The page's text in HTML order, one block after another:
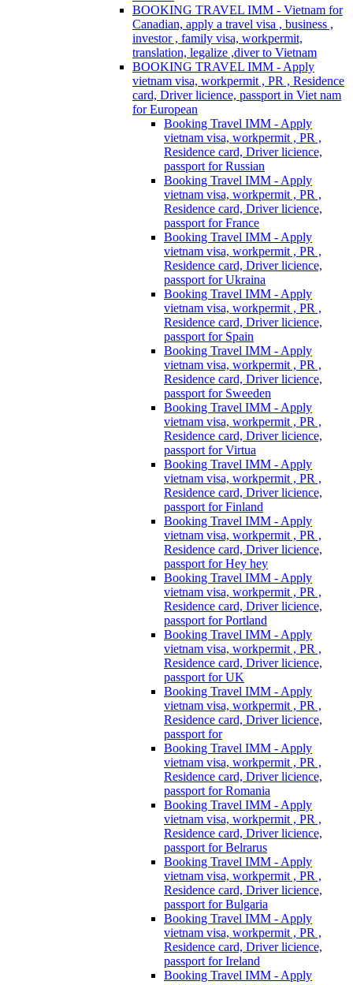
BOOKING TRAVEL IMM - Vietnam for
Canadian, apply a travel visa , business ,
investor , family visa, workpermit,
translation, legalize ,diver to Vietnam
BOOKING TRAVEL IMM - Apply
vietnam visa, workpermit , PR , Residence
card, Driver licience, passport in Viet nam
for European
Booking Travel IMM - Apply
vietnam visa, workpermit , PR ,
Residence card, Driver licience,
passport for Russian
Booking Travel IMM - Apply
vietnam visa, workpermit , PR ,
Residence card, Driver licience,
passport for France
Booking Travel IMM - Apply
vietnam visa, workpermit , PR ,
Residence card, Driver licience,
passport for Ukraina
Booking Travel IMM - Apply
vietnam visa, workpermit , PR ,
Residence card, Driver licience,
passport for Spain
Booking Travel IMM - Apply
vietnam visa, workpermit , PR ,
Residence card, Driver licience,
passport for Sweeden
Booking Travel IMM - Apply
vietnam visa, workpermit , PR ,
Residence card, Driver licience,
passport for Virtua
Booking Travel IMM - Apply
vietnam visa, workpermit , PR ,
Residence card, Driver licience,
passport for Finland
Booking Travel IMM - Apply
vietnam visa, workpermit , PR ,
Residence card, Driver licience,
passport for Hey hey
Booking Travel IMM - Apply
vietnam visa, workpermit , PR ,
Residence card, Driver licience,
passport for Portland
Booking Travel IMM - Apply
vietnam visa, workpermit , PR ,
Residence card, Driver licience,
passport for UK
Booking Travel IMM - Apply
vietnam visa, workpermit , PR ,
Residence card, Driver licience,
passport for
Booking Travel IMM - Apply
vietnam visa, workpermit , PR ,
Residence card, Driver licience,
passport for Romania
Booking Travel IMM - Apply
vietnam visa, workpermit , PR ,
Residence card, Driver licience,
passport for Belrarus
Booking Travel IMM - Apply
vietnam visa, workpermit , PR ,
Residence card, Driver licience,
passport for Bulgaria
Booking Travel IMM - Apply
vietnam visa, workpermit , PR ,
Residence card, Driver licience,
passport for Ireland
Booking Travel IMM - Apply